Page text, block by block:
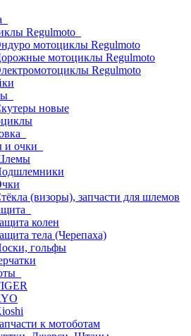
Regulmoto
мотоциклы Regulmoto
мотоциклы Regulmoto
Regulmoto
новые
очки
(визоры), запчасти для шлемов
колен
тела (Черепаха)
гольфы
к мотоботам